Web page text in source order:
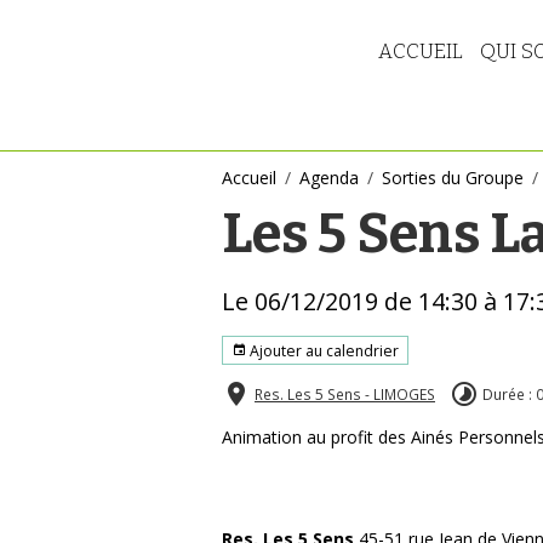
ACCUEIL QUI
Accueil Agenda Sorties du Groupe
Les 5 Sens
Le 06/12/2019 de 14:30 à
Ajouter au calendrier
Res. Les 5 Sens - LIMOGES Durée :
Animation au profit des Ainés